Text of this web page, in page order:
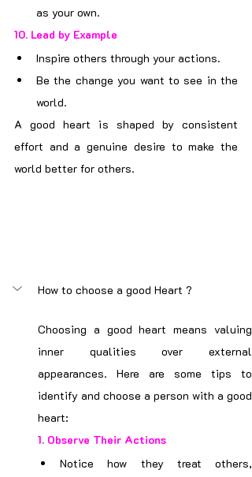
as your own.
10. Lead by Example
Inspire others through your actions.
Be the change you want to see in the
world.
A good heart is shaped by consistent
effort and a genuine desire to make the
world better for others.
How to choose a good Heart ?
Choosing a good heart means valuing
inner qualities over external
appearances. Here are some tips to
identify and choose a person with a good
heart:
1. Observe Their Actions
Notice how they treat others,